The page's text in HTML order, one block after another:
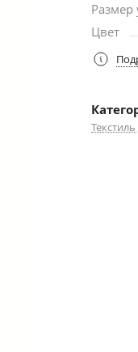
Размер
Цвет